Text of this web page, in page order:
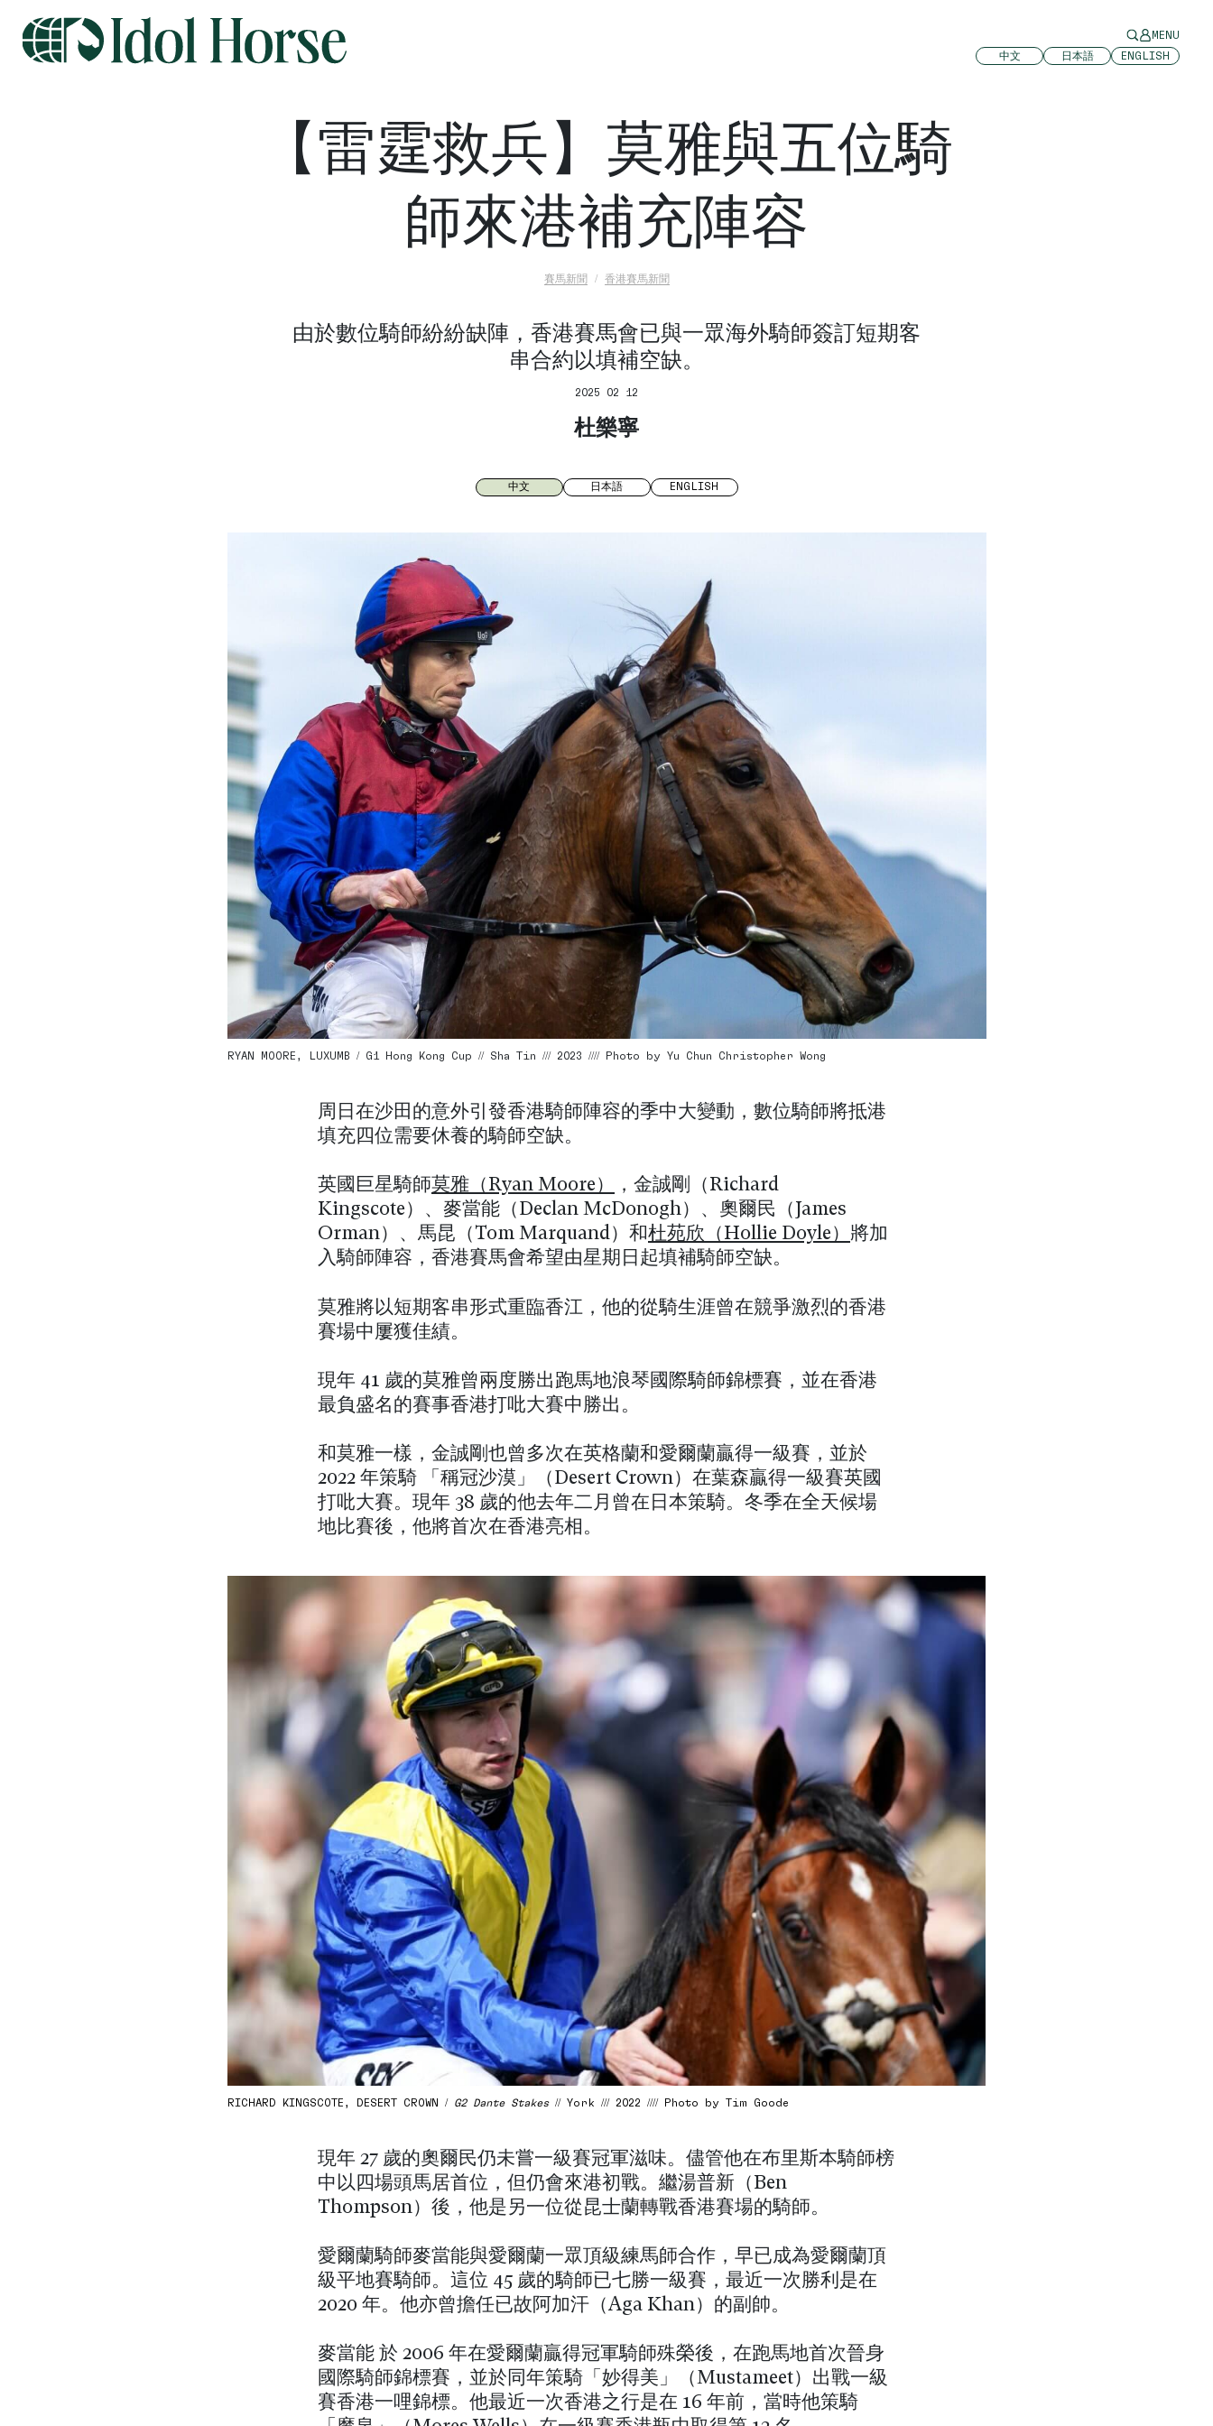
MENU
中文
日本語 ENGLISH
【雷霆救兵】莫雅與五位騎
師來港補充陣容
賽馬新聞 香港賽馬新聞
由於數位騎師紛紛缺陣，香港賽馬會已與一眾海外騎師簽訂短期客
串合約以填補空缺。
2025 02 12
杜樂寧
中文 日本語 ENGLISH
RYAN MOORE, LUXUMB / G1 Hong Kong Cup // Sha Tin /// 2023 //// Photo by Yu Chun Christopher Wong
周日在沙田的意外引發香港騎師陣容的季中大變動，數位騎師將抵港
填充四位需要休養的騎師空缺。
英國巨星騎師莫雅（Ryan Moore）
，金誠剛（Richard
Kingscote）、麥當能（Declan McDonogh）、奧爾民（James
Orman）、馬昆（Tom Marquand）和杜苑欣（Hollie Doyle） 將加
入騎師陣容，香港賽馬會希望由星期日起填補騎師空缺。
莫雅將以短期客串形式重臨香江，他的從騎生涯曾在競爭激烈的香港
賽場中屢獲佳績。
現年 41 歲的莫雅曾兩度勝出跑馬地浪琴國際騎師錦標賽，並在香港
最負盛名的賽事香港打吡大賽中勝出。
和莫雅一樣，金誠剛也曾多次在英格蘭和愛爾蘭贏得一級賽，並於
2022 年策騎 「稱冠沙漠」（Desert Crown）在葉森贏得一級賽英國
打吡大賽。現年 38 歲的他去年二月曾在日本策騎。冬季在全天候場
地比賽後，他將首次在香港亮相。
RICHARD KINGSCOTE, DESERT CROWN / G2 Dante Stakes// York /// 2022 //// Photo by Tim Goode
現年 27 歲的奧爾民仍未嘗一級賽冠軍滋味。儘管他在布里斯本騎師榜
中以四場頭馬居首位，但仍會來港初戰。繼湯普新（Ben
Thompson）後，他是另一位從昆士蘭轉戰香港賽場的騎師。
愛爾蘭騎師麥當能與愛爾蘭一眾頂級練馬師合作，早已成為愛爾蘭頂
級平地賽騎師。這位 45 歲的騎師已七勝一級賽，最近一次勝利是在
2020 年。他亦曾擔任已故阿加汗（Aga Khan）的副帥。
麥當能 於 2006 年在愛爾蘭贏得冠軍騎師殊榮後，在跑馬地首次晉身
國際騎師錦標賽，並於同年策騎「妙得美」（Mustameet）出戰一級
賽香港一哩錦標。他最近一次香港之行是在 16 年前，當時他策騎